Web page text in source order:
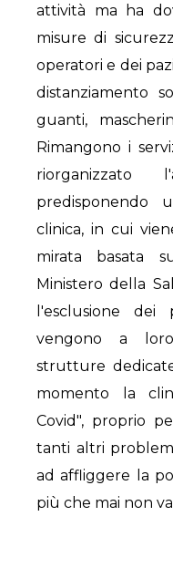
attività ma ha
misure di
operatori e dei
distanziamento
guanti,
Rimangono i
riorganizzato
predisponendo
clinica, in cui
mirata basata
Ministero della
l'esclusione dei
vengono a
strutture
momento la
Covid", proprio
tanti altri
ad affliggere la
più che mai non